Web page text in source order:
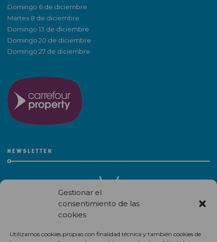
Gestionar el
consentimiento de las
cookies
Utilizamos cookies propias con finalidad técnica y también cookies de
Domingo 6 de diciembre
Martes 8 de diciembre
Domingo 13 de diciembre
Domingo 20 de diciembre
Domingo 27 de diciembre
NEWSLETTER
centro comercial.